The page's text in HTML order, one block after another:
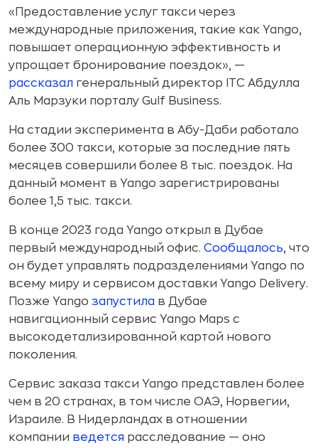
«Предоставление услуг такси через
международные приложения, такие как Yango,
повышает операционную эффективность и
упрощает бронирование поездок», —
рассказал генеральный директор ITC Абдулла
Аль Марзуки порталу Gulf Business.
На стадии эксперимента в Абу-Даби работало
более 300 такси, которые за последние пять
месяцев совершили более 8 тыс. поездок. На
данный момент в Yango зарегистрированы
более 1,5 тыс. такси.
В конце 2023 года Yango открыл в Дубае
первый международный офис. Сообщалось, что
он будет управлять подразделениями Yango по
всему миру и сервисом доставки Yango Delivery.
Позже Yango запустила в Дубае
навигационный сервис Yango Maps с
высокодетализированной картой нового
поколения.
Сервис заказа такси Yango представлен более
чем в 20 странах, в том числе ОАЭ, Норвегии,
Израиле. В Нидерландах в отношении
компании ведется расследование — оно